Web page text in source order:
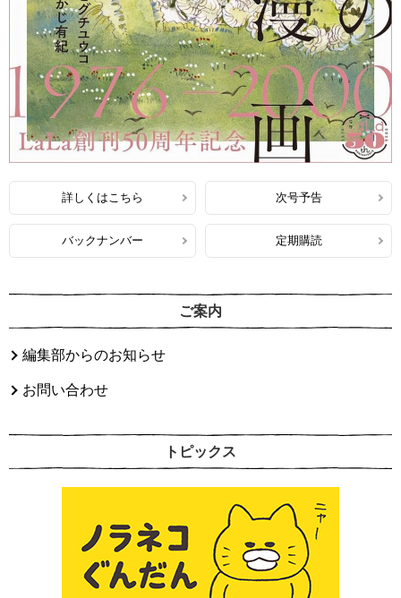
詳しくはこちら 次号予告
バックナンバー 定期購読
ご案内
編集部からのお知らせ
お問い合わせ
トピックス